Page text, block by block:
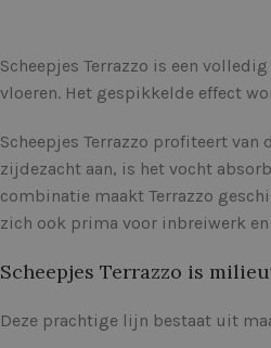
Scheepjes Terrazzo is een
vloeren. Het gespikkelde effect
Scheepjes Terrazzo profiteert
zijdezacht aan, is het vocht
combinatie maakt Terrazzo
zich ook prima voor inbreiwerk
Scheepjes Terrazzo is
Deze prachtige lijn bestaat uit